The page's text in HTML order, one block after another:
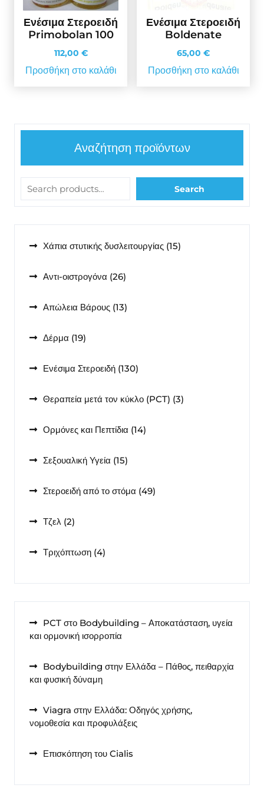
Ενέσιμα Στεροειδή
Primobolan 100
112,00 €
Προσθήκη στο καλάθι
Ενέσιμα Στεροειδή
Boldenate
65,00 €
Προσθήκη στο καλάθι
Αναζήτηση προϊόντων
Search
Χάπια στυτικής δυσλειτουργίας 1515
Αντι-οιστρογόνα 2626
Απώλεια Βάρους 1313
Δέρμα 1919
Ενέσιμα Στεροειδή 130130
Θεραπεία μετά τον κύκλο (PCT) 33
Ορμόνες και Πεπτίδια 1414
Σεξουαλική Υγεία 1515
Στεροειδή από το στόμα 4949
Τζελ 22
Τριχόπτωση 44
PCT στο Bodybuilding – Αποκατάσταση, υγεία
και ορμονική ισορροπία
Bodybuilding στην Ελλάδα – Πάθος, πειθαρχία
και φυσική δύναμη
Viagra στην Ελλάδα: Οδηγός χρήσης,
νομοθεσία και προφυλάξεις
Επισκόπηση του Cialis